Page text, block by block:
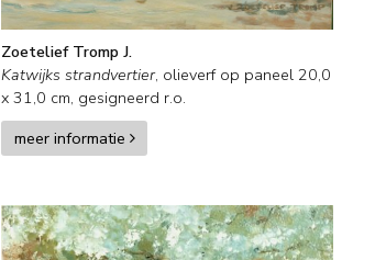
Zoetelief Tromp J.
Katwijks strandvertier, olieverf op paneel 20,0
x 31,0 cm, gesigneerd r.o.
meer informatie